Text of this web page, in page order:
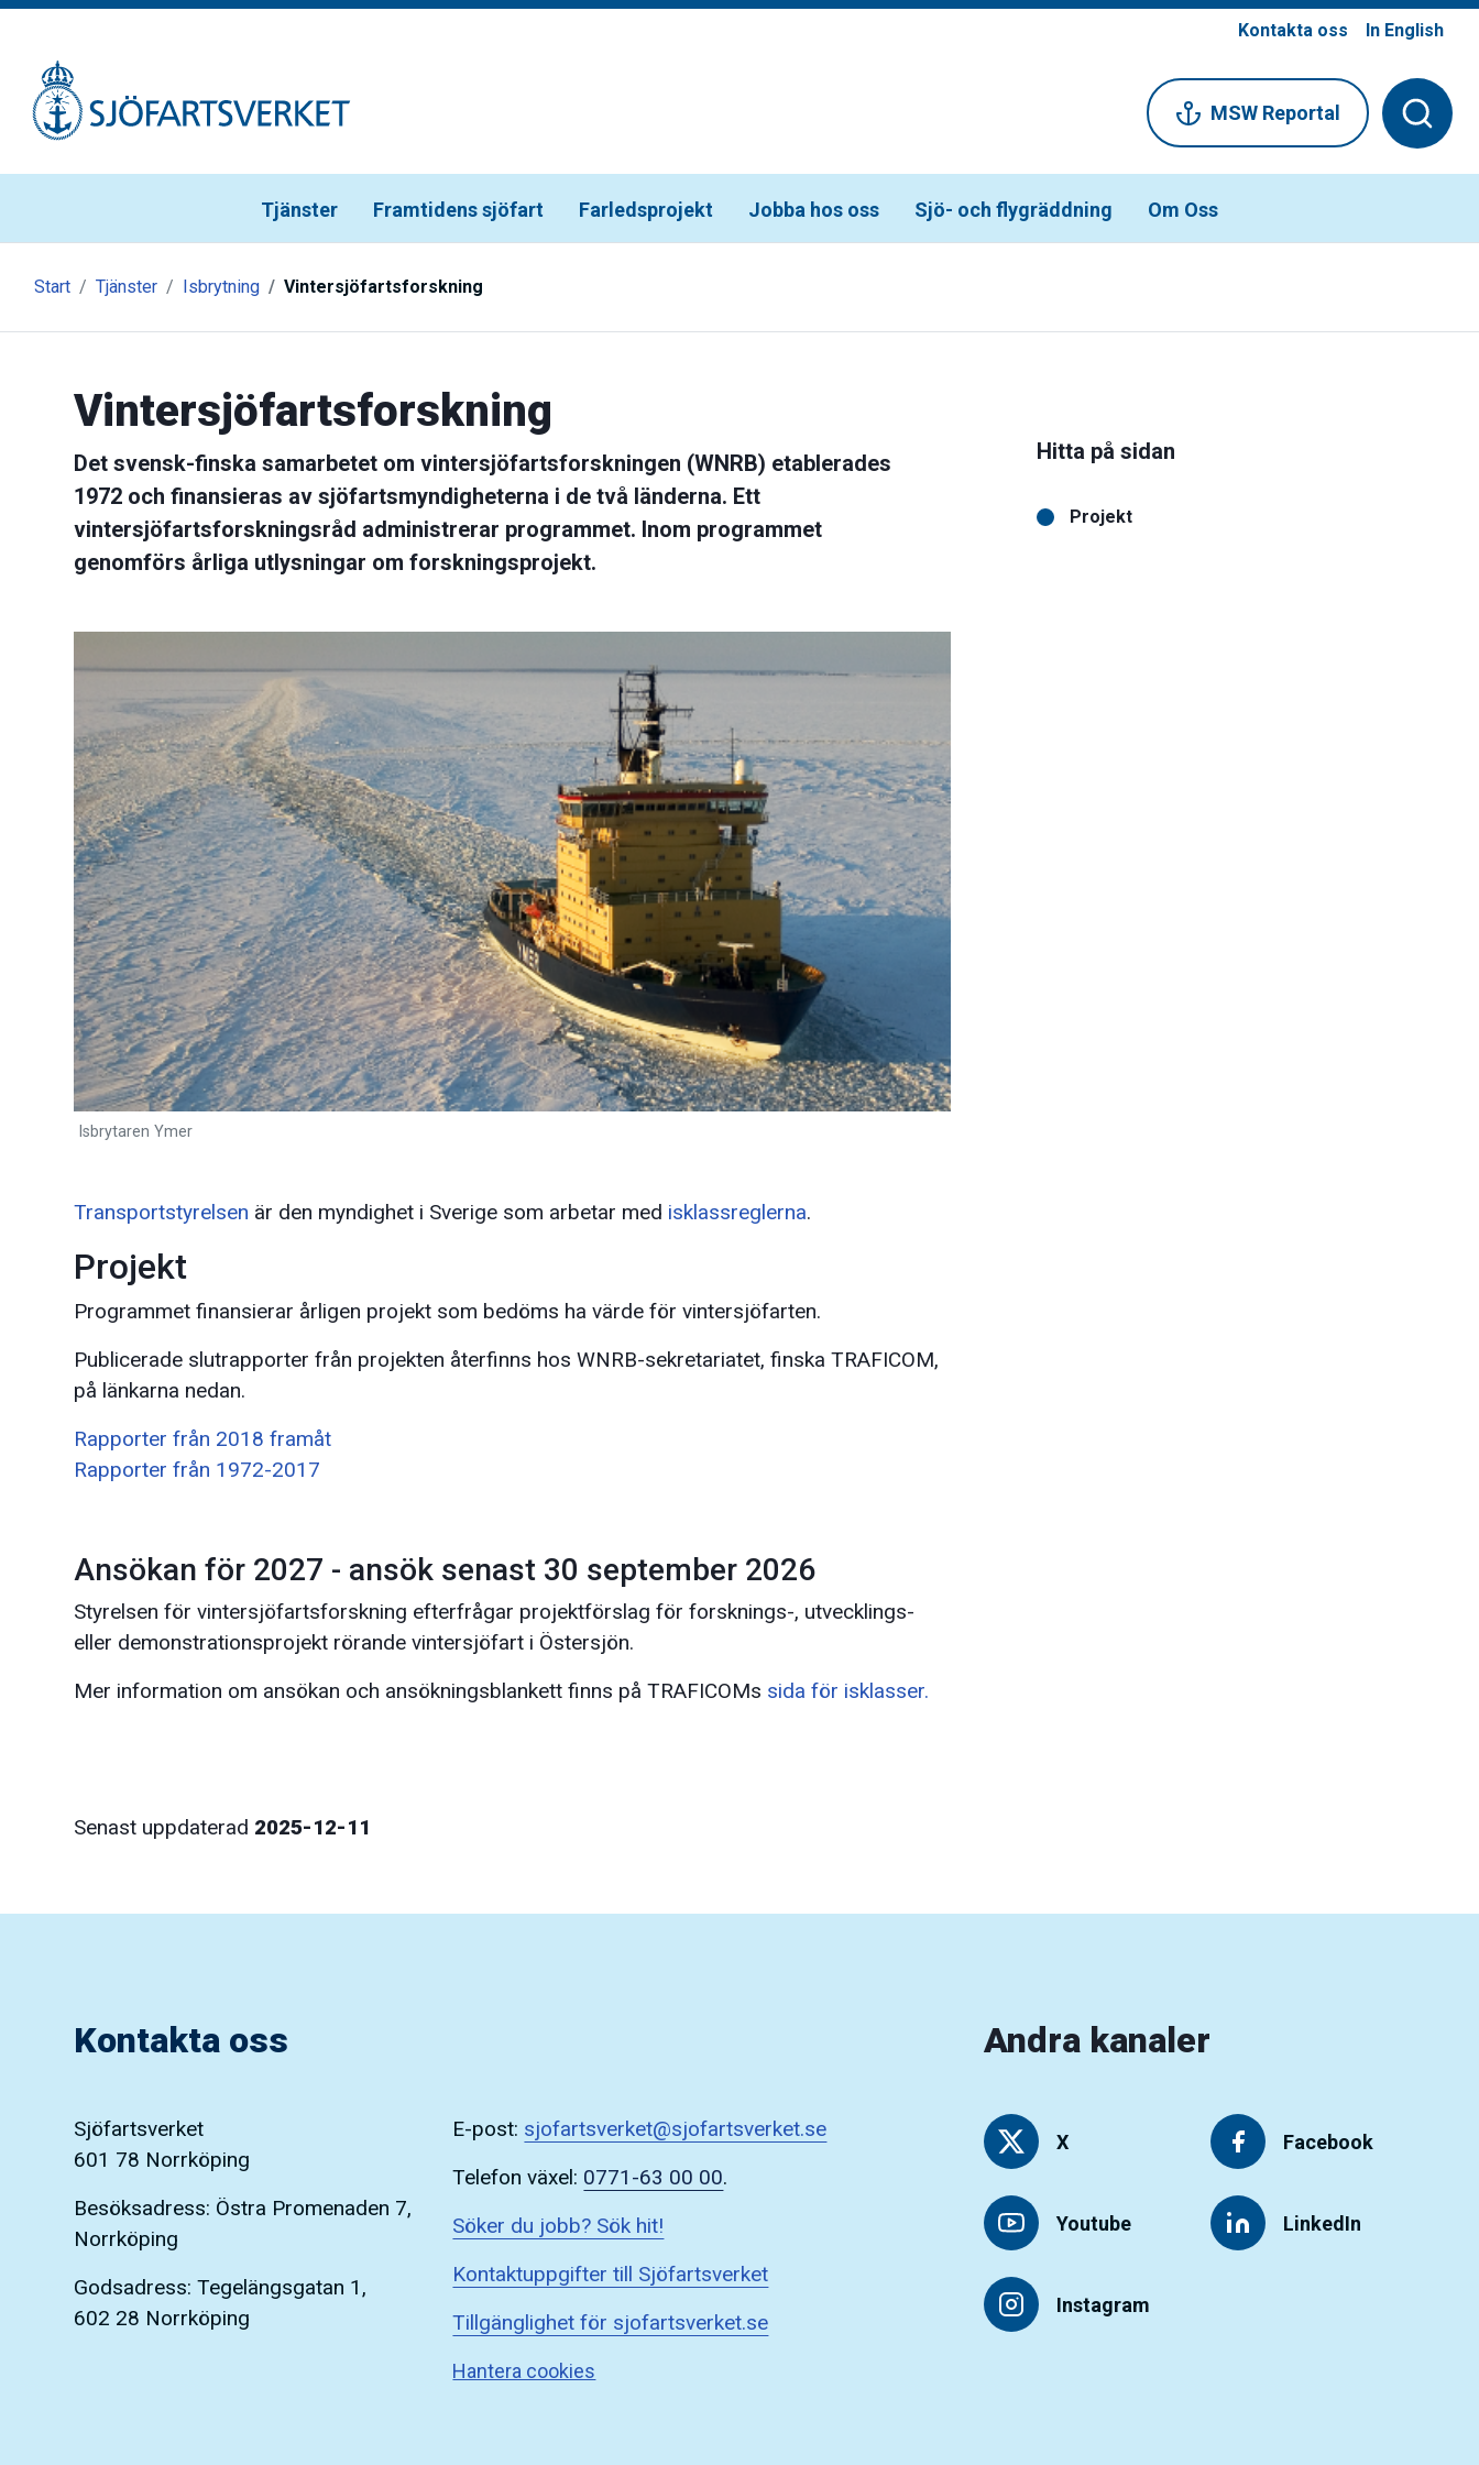
Kontakta oss In English
Tjänster Framtidens sjöfart Farledsprojekt Jobba hos oss Sjö- och flygräddning Om Oss
MSW Reportal
Start Tjänster Isbrytning Vintersjöfartsforskning
Hitta på sidan
Projekt
Vintersjöfartsforskning
Det svensk-finska samarbetet om vintersjöfartsforskningen (WNRB) etablerades
1972 och finansieras av sjöfartsmyndigheterna i de två länderna. Ett
vintersjöfartsforskningsråd administrerar programmet. Inom programmet
genomförs årliga utlysningar om forskningsprojekt.
Isbrytaren Ymer
Transportstyrelsen är den myndighet i Sverige som arbetar med isklassreglerna.
Projekt
Programmet finansierar årligen projekt som bedöms ha värde för vintersjöfarten.
Publicerade slutrapporter från projekten återfinns hos WNRB-sekretariatet, finska TRAFICOM,
på länkarna nedan.
Rapporter från 2018 framåt
Rapporter från 1972-2017
Ansökan för 2027 - ansök senast 30 september 2026
Styrelsen för vintersjöfartsforskning efterfrågar projektförslag för forsknings-, utvecklings-
eller demonstrationsprojekt rörande vintersjöfart i Östersjön.
Mer information om ansökan och ansökningsblankett finns på TRAFICOMs sida för isklasser.
Senast uppdaterad 2025-12-11
Kontakta oss
Sjöfartsverket
601 78 Norrköping
Besöksadress: Östra Promenaden 7,
Norrköping
Godsadress: Tegelängsgatan 1,
602 28 Norrköping
E-post: sjofartsverket@sjofartsverket.se
Telefon växel: 0771-63 00 00.
Söker du jobb? Sök hit!
Kontaktuppgifter till Sjöfartsverket
Tillgänglighet för sjofartsverket.se
Hantera cookies
Andra kanaler
X
Youtube
Instagram
Facebook
LinkedIn